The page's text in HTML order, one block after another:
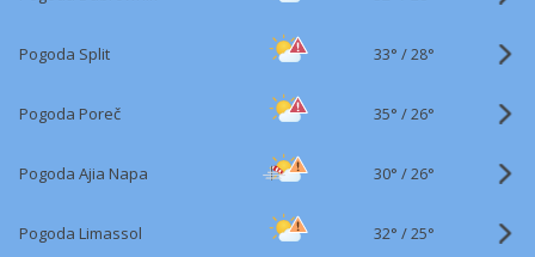
Pogoda Split 33° /28°
Pogoda Poreč 35° /26°
Pogoda Ajia Napa 30° /26°
Pogoda Limassol 32° /25°